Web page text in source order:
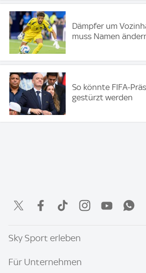
Dämpfer um
muss Namen
So könnte FIFA-
gestürzt werden
Sky Sport erleben
Für Unternehmen